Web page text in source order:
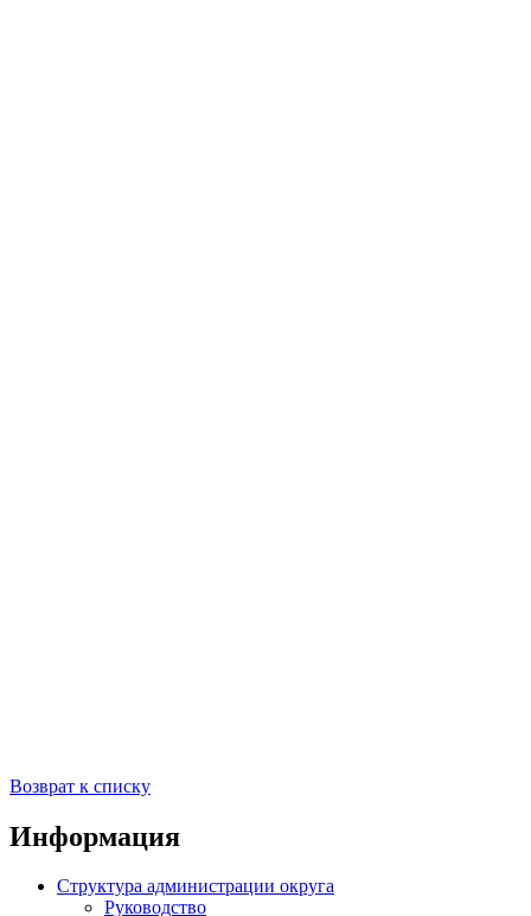
Возврат к списку
Информация
Структура администрации округа
Руководство